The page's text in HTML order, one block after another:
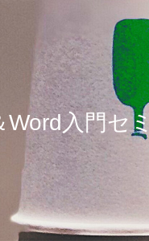
入門セ